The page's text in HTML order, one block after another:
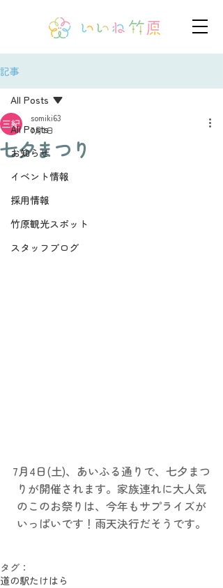
記事
All Posts
お知らせ
イベント情報
採用情報
竹原観光スポット
スタッフブログ
All Posts
七夕まつり
somiki63
7月1日
7月4日(土)、あいふる通りで、七夕まつ
りが開催されます。家族連れに大人気
のこのお祭りは、今年もサプライズが
いっぱいです！雨天決行だそうです。
タグ：
道の駅たけはら